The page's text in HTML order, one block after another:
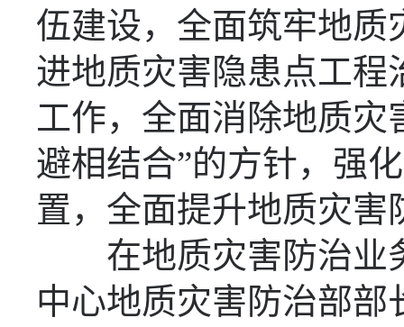
伍建设，全面筑牢地质
进地质灾害隐患点工
工作，全面消除地质灾
避相结合”的方针，强
置，全面提升地质灾害
在地质灾害防治业
中心地质灾害防治部